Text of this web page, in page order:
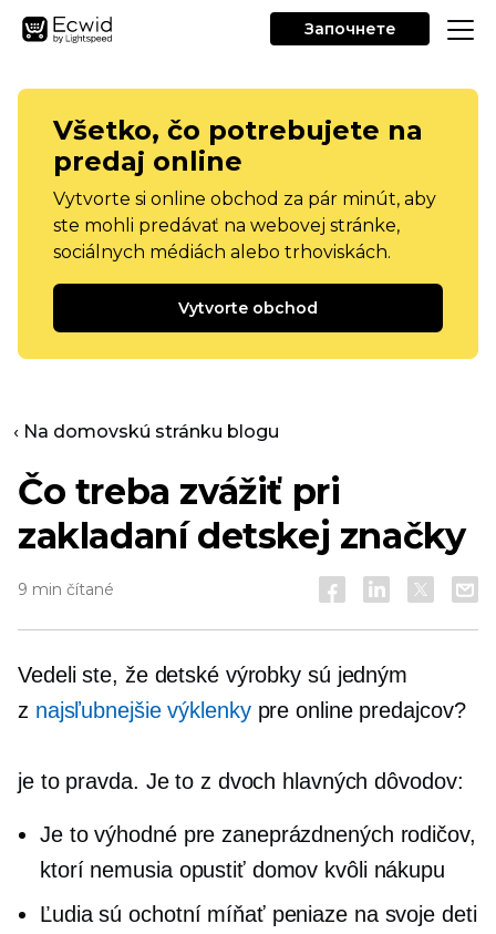
Започнете
Všetko, čo potrebujete na
predaj online
Vytvorte si online obchod za pár minút, aby
ste mohli predávať na webovej stránke,
sociálnych médiách alebo trhoviskách.
Vytvorte obchod
‹ Na domovskú stránku blogu
Čo treba zvážiť pri
zakladaní detskej značky
9 min čítané
Vedeli ste, že detské výrobky sú jedným
z najsľubnejšie výklenkypre online predajcov?
je to pravda. Je to z dvoch hlavných dôvodov:
Je to výhodné pre zaneprázdnených rodičov,
ktorí nemusia opustiť domov kvôli nákupu
Ľudia sú ochotní míňať peniaze na svoje deti